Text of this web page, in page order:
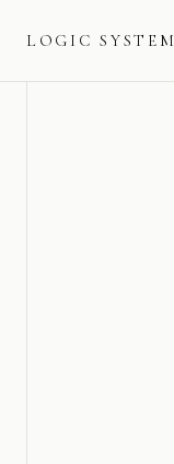
LOGIC SYSTEM